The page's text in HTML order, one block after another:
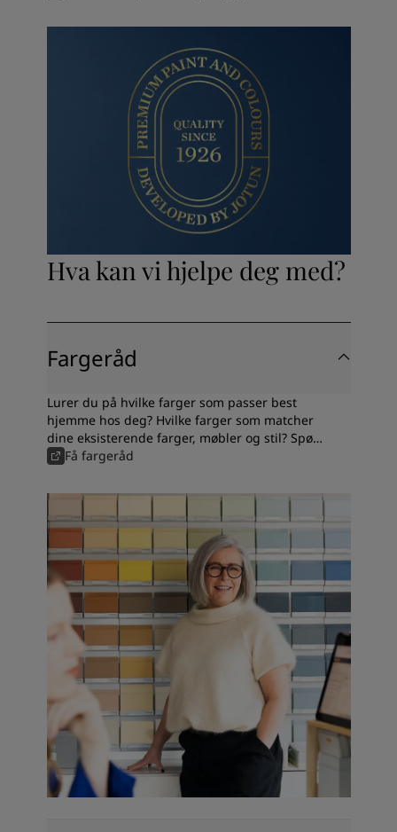
Hva kan vi hjelpe deg med?
Fargeråd
Lurer du på hvilke farger som passer best
hjemme hos deg? Hvilke farger som matcher
dine eksisterende farger, møbler og stil? Spør
våre fargeeksperter, få fargeråd og tips til
Få fargeråd